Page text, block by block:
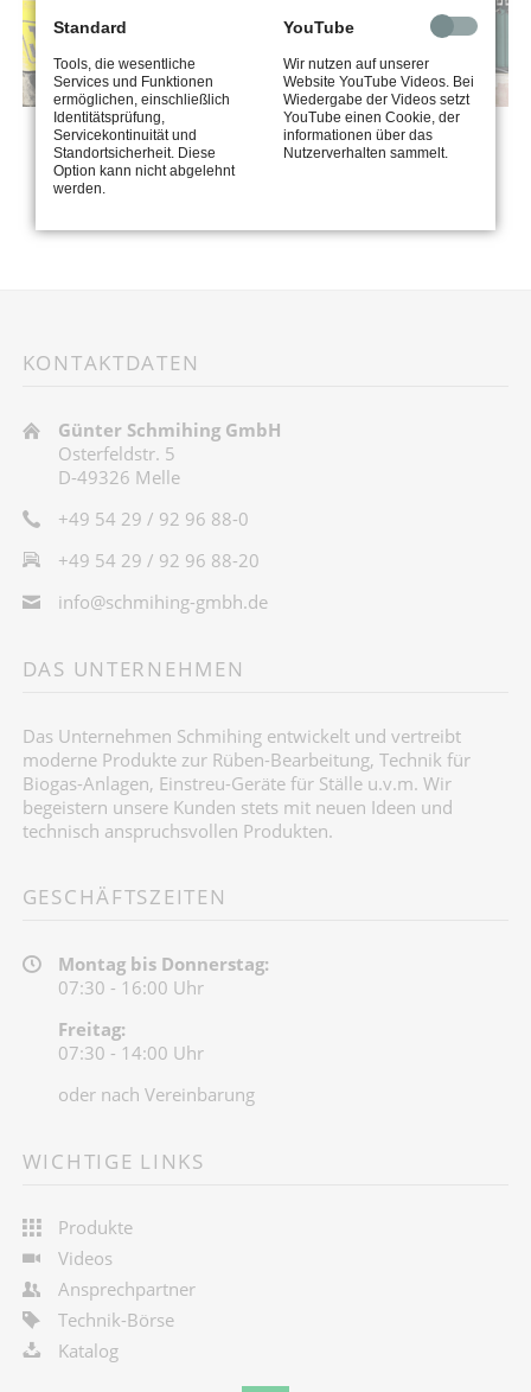
BIO-MIX-COMBI & BIO-MIX-COMBI DOUBLE
KONTAKTDATEN
Günter Schmihing GmbH
Osterfeldstr. 5
D-49326 Melle
+49 54 29 / 92 96 88-0
+49 54 29 / 92 96 88-20
info@schmihing-gmbh.de
DAS UNTERNEHMEN
Das Unternehmen Schmihing entwickelt und vertreibt
moderne Produkte zur Rüben-Bearbeitung, Technik für
Biogas-Anlagen, Einstreu-Geräte für Ställe u.v.m. Wir
begeistern unsere Kunden stets mit neuen Ideen und
technisch anspruchsvollen Produkten.
GESCHÄFTSZEITEN
Montag bis Donnerstag:
07:30 - 16:00 Uhr
Freitag:
07:30 - 14:00 Uhr
oder nach Vereinbarung
WICHTIGE LINKS
Produkte
Videos
Ansprechpartner
Technik-Börse
Katalog
Standard
Tools, die wesentliche
Services und Funktionen
ermöglichen, einschließlich
Identitätsprüfung,
Servicekontinuität und
Standortsicherheit. Diese
Option kann nicht abgelehnt
werden.
YouTube
Wir nutzen auf unserer
Website YouTube Videos. Bei
Wiedergabe der Videos setzt
YouTube einen Cookie, der
informationen über das
Nutzerverhalten sammelt.